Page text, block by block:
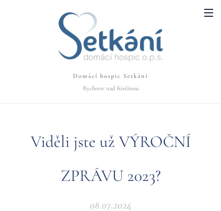
Domácí hospic Setkání
Rychnov nad Kněžnou
Viděli jste už VÝROČNÍ
ZPRÁVU 2023?
08.07.2024